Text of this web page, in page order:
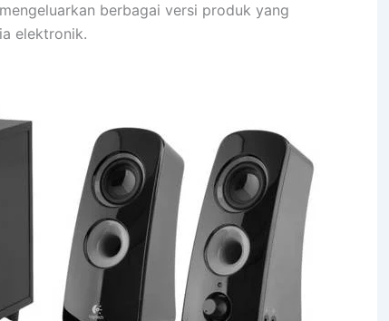
berbagai versi produk yang
elektronik.